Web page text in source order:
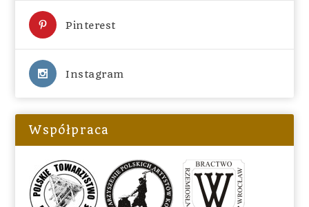
Pinterest
Instagram
Współpraca